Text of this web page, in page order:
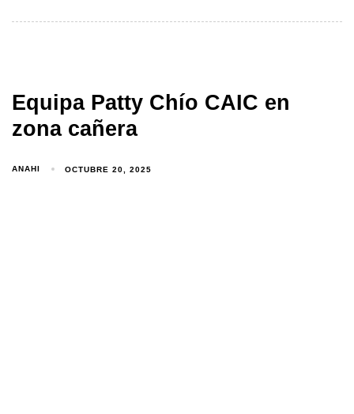
Equipa Patty Chío CAIC en
zona cañera
ANAHI OCTUBRE 20, 2025